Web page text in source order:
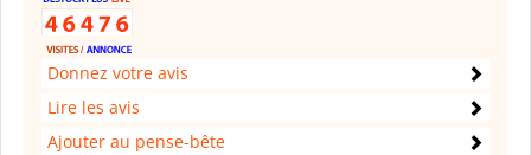
Donnez votre avis
Lire les avis
Ajouter au pense-bête